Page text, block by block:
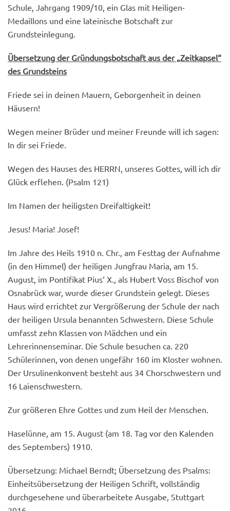
Schule, Jahrgang 1909/10, ein Glas mit Heiligen-
Medaillons und eine lateinische Botschaft zur
Grundsteinlegung.
Übersetzung der Gründungsbotschaft aus der „Zeitkapsel“
des Grundsteins
Friede sei in deinen Mauern, Geborgenheit in deinen
Häusern!
Wegen meiner Brüder und meiner Freunde will ich sagen:
In dir sei Friede.
Wegen des Hauses des HERRN, unseres Gottes, will ich dir
Glück erflehen. (Psalm 121)
Im Namen der heiligsten Dreifaltigkeit!
Jesus! Maria! Josef!
Im Jahre des Heils 1910 n. Chr., am Festtag der Aufnahme
(in den Himmel) der heiligen Jungfrau Maria, am 15.
August, im Pontifikat Pius‘ X., als Hubert Voss Bischof von
Osnabrück war, wurde dieser Grundstein gelegt. Dieses
Haus wird errichtet zur Vergrößerung der Schule der nach
der heiligen Ursula benannten Schwestern. Diese Schule
umfasst zehn Klassen von Mädchen und ein
Lehrerinnenseminar. Die Schule besuchen ca. 220
Schülerinnen, von denen ungefähr 160 im Kloster wohnen.
Der Ursulinenkonvent besteht aus 34 Chorschwestern und
16 Laienschwestern.
Zur größeren Ehre Gottes und zum Heil der Menschen.
Haselünne, am 15. August (am 18. Tag vor den Kalenden
des Septembers) 1910.
Übersetzung: Michael Berndt; Übersetzung des Psalms:
Einheitsübersetzung der Heiligen Schrift, vollständig
durchgesehene und überarbeitete Ausgabe, Stuttgart